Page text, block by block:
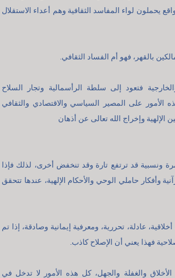
يحملون لواء المفاسد الثقافية وهم أعداء الاستقلال
بالقهر، فهو أم الفساد الثقافي.
فتعود إلى سلطة الرأسمالية وتجار السلاح
الأمور على المصير السياسي والاقتصادي والثقافي
الإلهية وإخراج الله تعالى عن أذهان
ونسبية قد ترتفع تارة وقد تنخفض أخرى، لذلك فإذا
وأفكار حاملي الوحي والأحكام الإلهية، عندها تتحقق
عادلة، تحررية، ومعرفية إيمانية وصادقة، إذا تم
فهذا يعني أن الإصلاح كاذب.
الأخلاق والغفلة والجهل، كل هذه الأمور لا تدخل في